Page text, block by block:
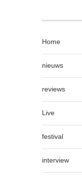
Home
nieuws
reviews
Live
festival
interview